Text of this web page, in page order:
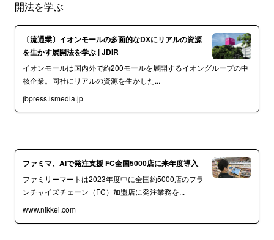
開法を学ぶ
〔流通業〕イオンモールの多面的なDXにリアルの資源
を生かす展開法を学ぶ | JDIR
イオンモールは国内外で約200モールを展開するイオングループの中
核企業。同社にリアルの資源を生かした...
jbpress.ismedia.jp
ファミマ、AIで発注支援 FC全国5000店に来年度導入
ファミリーマートは2023年度中に全国約5000店のフラ
ンチャイズチェーン（FC）加盟店に発注業務を...
www.nikkei.com